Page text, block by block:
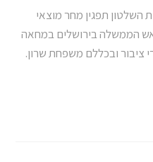
השלטון תפגין מחר מוצאי
2003 מול בית ראש הממשלה בירושלים במחאה
ציבור ובכללם משפחת שרון.